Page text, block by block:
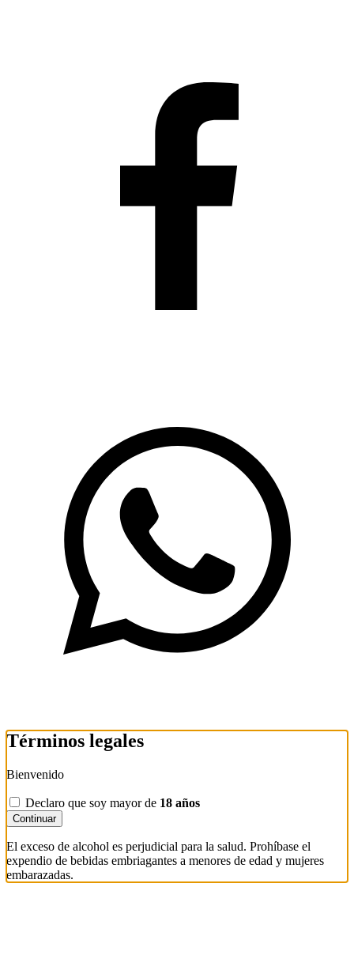
Términos legales
Bienvenido
Declaro que soy mayor de 18 años
Continuar
El exceso de alcohol es perjudicial para la salud. Prohíbase el
expendio de bebidas embriagantes a menores de edad y mujeres
embarazadas.